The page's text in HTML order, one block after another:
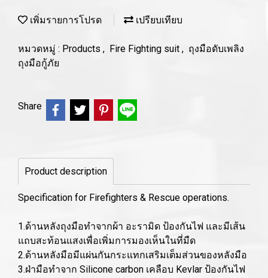
เพิ่มรายการโปรด เปรียบเทียบ
หมวดหมู่ : Products , Fire Fighting suit , ถุงมือดับเพลิง
ถุงมือกู้ภัย
Share
Product description
Specification for Firefighters & Rescue operations.
1.ด้านหลังถุงมือทำจากผ้า อะรามิด ป้องกันไฟ และมีเส้น
แถบสะท้อนแสงเพื่อเพิ่มการมองเห็นในที่มืด
2.ด้านหลังมือมีแผ่นกันกระแทกเสริมเต็มส่วนของหลังมือ
3.ฝ่ามือทำจาก Silicone carbon เคลือบ Kevlar ป้องกันไฟ